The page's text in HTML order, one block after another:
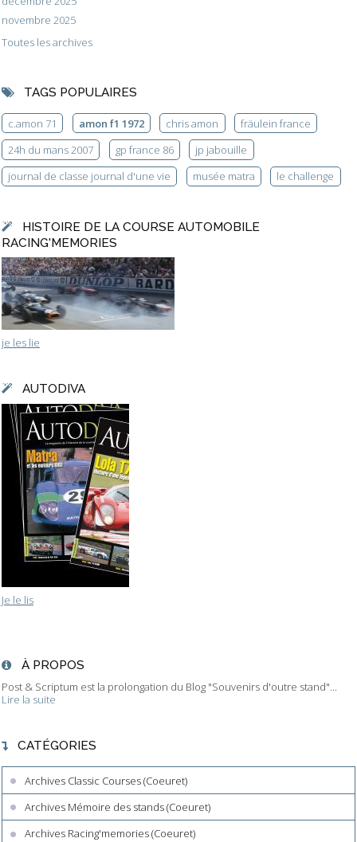
novembre 2025
Toutes les archives
TAGS POPULAIRES
c.amon 71 amon f1 1972 chris amon
fräulein france
24h du mans 2007
gp france 86
jp jabouille
journal de classe journal d'une vie
musée matra le challenge
HISTOIRE DE LA COURSE AUTOMOBILE
RACING'MEMORIES
je les lie
AUTODIVA
Je le lis
À PROPOS
Post & Scriptum est la prolongation du Blog "Souvenirs d'outre stand"...
Lire la suite
CATÉGORIES
Archives Classic Courses (Coeuret)
Archives Mémoire des stands (Coeuret)
Archives Racing'memories (Coeuret)